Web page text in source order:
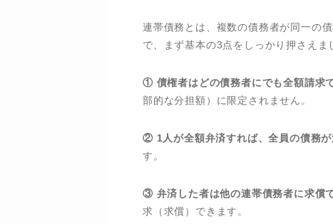
連帯債務とは、複数の債務者が同一の
で、まず基本の3点をしっかり押さえま
① 債権者はどの債務者にでも全額請求
部的な分担額）に限定されません。
② 1人が全額弁済すれば、全員の債務が
す。
③ 弁済した者は他の連帯債務者に求償
求（求償）できます。